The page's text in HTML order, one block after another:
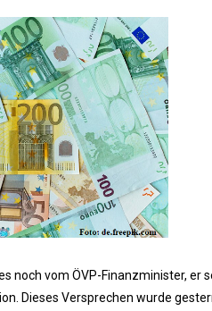
noch vom ÖVP-Finanzminister, er
Dieses Versprechen wurde